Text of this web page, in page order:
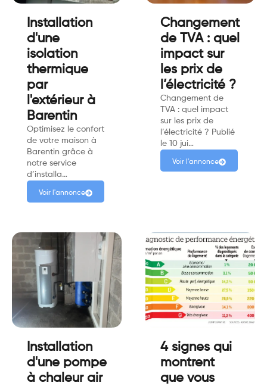
Installation
d'une
isolation
thermique
par
l'extérieur à
Barentin
Optimisez le confort
de votre maison à
Barentin grâce à
notre service
d’installa…
Voir l'annonce
Changement
de TVA : quel
impact sur
les prix de
l’électricité ?
Changement de
TVA : quel impact
sur les prix de
l’électricité ? Publié
le 10 jui…
Voir l'annonce
Installation
d'une pompe
à chaleur air
4 signes qui
montrent
que vous